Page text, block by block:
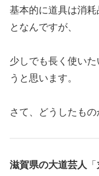
基本的に道具は消
となんですが、
少しでも長く使い
うと思います。
さて、どうしたもの
滋賀県の大道芸人 「